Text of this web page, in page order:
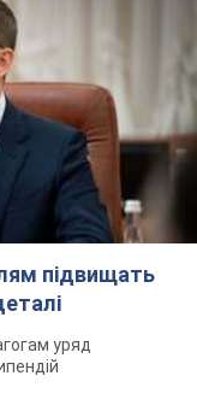
підвищать
уряд